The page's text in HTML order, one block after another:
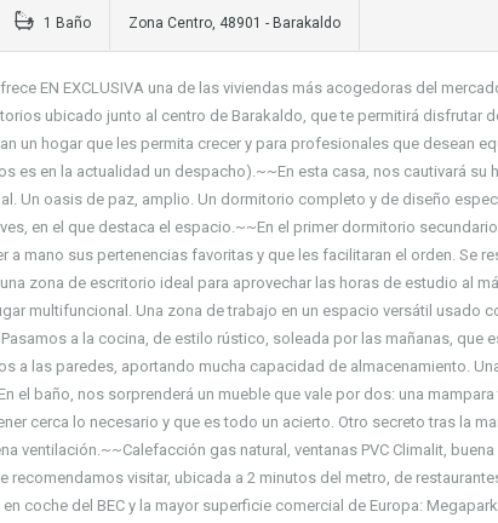
1 Baño Zona Centro, 48901 - Barakaldo
EN EXCLUSIVA una de las viviendas más acogedoras del
ubicado junto al centro de Barakaldo, que te permitirá disfrutar
un hogar que les permita crecer y para profesionales que desean
es en la actualidad un despacho).~~En esta casa, nos cautivará su
Un oasis de paz, amplio. Un dormitorio completo y de diseño
en el que destaca el espacio.~~En el primer dormitorio
a mano sus pertenencias favoritas y que les facilitaran el orden. Se
zona de escritorio ideal para aprovechar las horas de estudio al
multifuncional. Una zona de trabajo en un espacio versátil usado
a la cocina, de estilo rústico, soleada por las mañanas, que
a las paredes, aportando mucha capacidad de almacenamiento.
el baño, nos sorprenderá un mueble que vale por dos: una
cerca lo necesario y que es todo un acierto. Otro secreto tras la
ventilación.~~Calefacción gas natural, ventanas PVC Climalit,
recomendamos visitar, ubicada a 2 minutos del metro, de
coche del BEC y la mayor superficie comercial de Europa: